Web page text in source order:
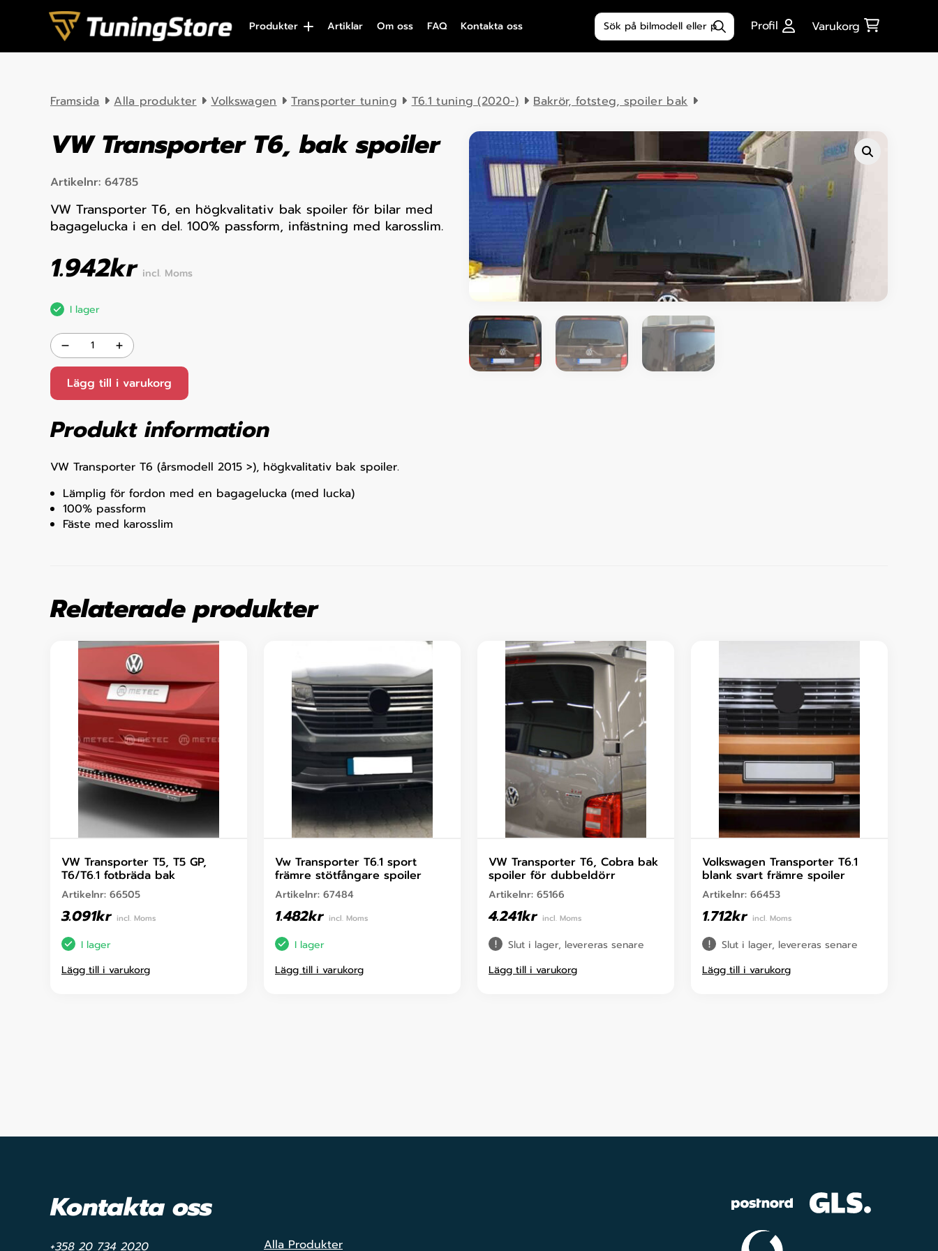
Skip to content
Produkter Artiklar Om oss FAQ Kontakta oss
Produktsökning
Profil Varukorg
Framsida Alla produkter Volkswagen Transporter tuning T6.1 tuning (2020-) Bakrör, fotsteg, spoiler bak
VW Transporter T6, bak spoiler
Artikelnr: 64785
VW Transporter T6, en högkvalitativ bak spoiler för bilar med
bagagelucka i en del. 100% passform, infästning med karosslim.
1.942kr incl. Moms
I lager
Lägg till i varukorg
Produkt information
VW Transporter T6 (årsmodell 2015 >), högkvalitativ bak spoiler.
Lämplig för fordon med en bagagelucka (med lucka)
100% passform
Fäste med karosslim
Relaterade produkter
VW Transporter T5, T5 GP,
T6/T6.1 fotbräda bak
Artikelnr: 66505
3.091kr incl. Moms
I lager
Lägg till i varukorg
Vw Transporter T6.1 sport
främre stötfångare spoiler
Artikelnr: 67484
1.482kr incl. Moms
I lager
Lägg till i varukorg
VW Transporter T6, Cobra bak
spoiler för dubbeldörr
Artikelnr: 65166
4.241kr incl. Moms
Slut i lager, levereras senare
Lägg till i varukorg
Volkswagen Transporter T6.1
blank svart främre spoiler
Artikelnr: 66453
1.712kr incl. Moms
Slut i lager, levereras senare
Lägg till i varukorg
Kontakta oss
+358 20 734 2020 Alla Produkter